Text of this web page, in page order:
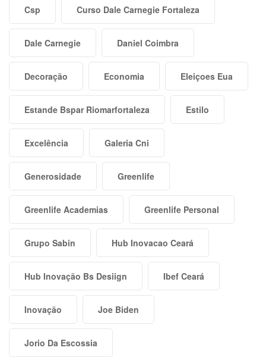
Csp Curso Dale Carnegie Fortaleza
Dale Carnegie Daniel Coimbra
Decoração Economia Eleiçoes Eua
Estande Bspar Riomarfortaleza Estilo
Excelência Galeria Cni
Generosidade Greenlife
Greenlife Academias Greenlife Personal
Grupo Sabin Hub Inovacao Ceará
Hub Inovação Bs Desiign Ibef Ceará
Inovação Joe Biden
Jorio Da Escossia